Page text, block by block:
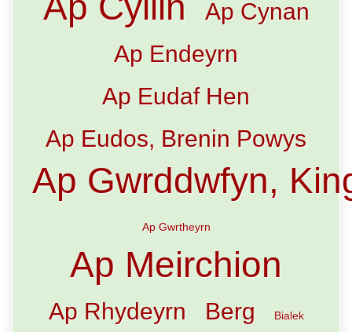
Ap Cynan
Ap Endeyrn
Ap Eudaf Hen
Ap Eudos, Brenin Powys
Ap Gwrddwfyn,
Ap Gwrtheyrn
Ap Meirchion
Ap Rhydeyrn Berg Bialek